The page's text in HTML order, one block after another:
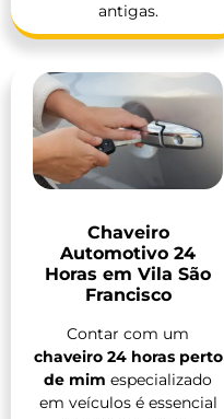
antigas.
Chaveiro
Automotivo 24
Horas em Vila São
Francisco
Contar com um
chaveiro 24 horas perto
de mim especializado
em veículos é essencial